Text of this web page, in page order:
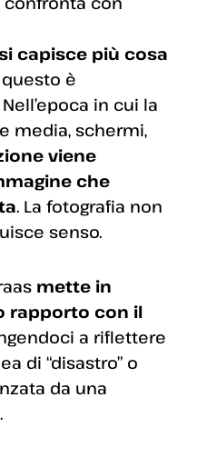
capisce più cosa
questo è
in cui la
media, schermi,
viene
che
. La fotografia non
senso.
mette in
rapporto con il
a riflettere
di “disastro” o
da una